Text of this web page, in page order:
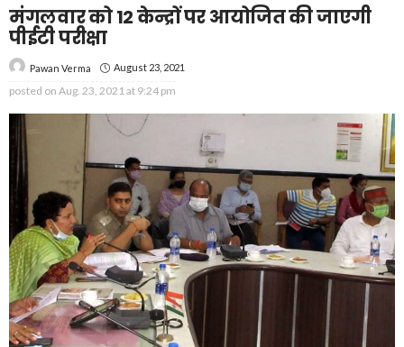
मंगलवार को 12 केन्द्रों पर आयोजित की जाएगी
पीईटी परीक्षा
Pawan Verma August 23, 2021
posted on Aug. 23, 2021 at 9:24 pm